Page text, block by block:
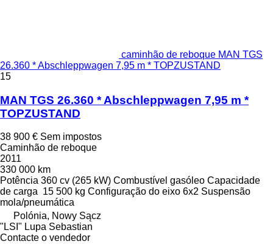
caminhão de reboque MAN TGS
26.360 * Abschleppwagen 7,95 m * TOPZUSTAND
15
MAN TGS 26.360 * Abschleppwagen 7,95 m *
TOPZUSTAND
38 900 € Sem impostos
Caminhão de reboque
2011
330 000 km
Potência 360 cv (265 kW) Combustível gasóleo Capacidade
de carga 15 500 kg Configuração do eixo 6x2 Suspensão
mola/pneumática
Polónia, Nowy Sącz
"LSI" Lupa Sebastian
Contacte o vendedor